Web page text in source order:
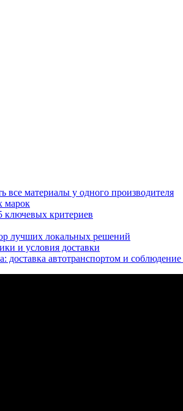
все материалы у одного производителя
марок
ключевых критериев
лучших локальных решений
и условия доставки
доставка автотранспортом и соблюдение